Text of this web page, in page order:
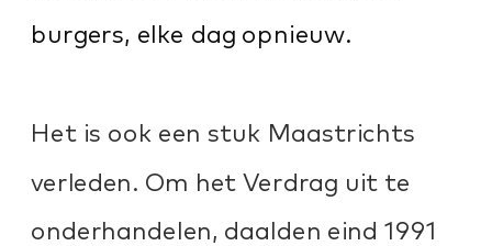
burgers, elke dag opnieuw.
Het is ook een stuk Maastrichts
verleden. Om het Verdrag uit te
onderhandelen, daalden eind 1991